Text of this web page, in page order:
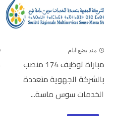
منذ بضع ايام
مباراة توظيف 174 منصب
بالشركة الجهوية متعددة
الخدمات سوس ماسة...